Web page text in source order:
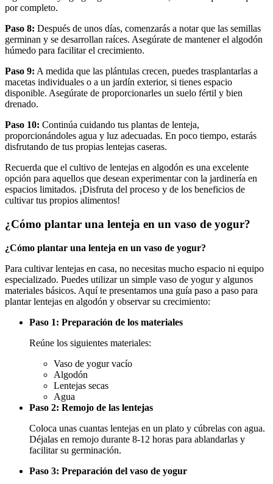
por completo.
Paso 8: Después de unos días, comenzarás a notar que las semillas
germinan y se desarrollan raíces. Asegúrate de mantener el algodón
húmedo para facilitar el crecimiento.
Paso 9: A medida que las plántulas crecen, puedes trasplantarlas a
macetas individuales o a un jardín exterior, si tienes espacio
disponible. Asegúrate de proporcionarles un suelo fértil y bien
drenado.
Paso 10: Continúa cuidando tus plantas de lenteja,
proporcionándoles agua y luz adecuadas. En poco tiempo, estarás
disfrutando de tus propias lentejas caseras.
Recuerda que el cultivo de lentejas en algodón es una excelente
opción para aquellos que desean experimentar con la jardinería en
espacios limitados. ¡Disfruta del proceso y de los beneficios de
cultivar tus propios alimentos!
¿Cómo plantar una lenteja en un vaso de yogur?
¿Cómo plantar una lenteja en un vaso de yogur?
Para cultivar lentejas en casa, no necesitas mucho espacio ni equipo
especializado. Puedes utilizar un simple vaso de yogur y algunos
materiales básicos. Aquí te presentamos una guía paso a paso para
plantar lentejas en algodón y observar su crecimiento:
Paso 1: Preparación de los materiales
Reúne los siguientes materiales:
Vaso de yogur vacío
Algodón
Lentejas secas
Agua
Paso 2: Remojo de las lentejas
Coloca unas cuantas lentejas en un plato y cúbrelas con agua.
Déjalas en remojo durante 8-12 horas para ablandarlas y
facilitar su germinación.
Paso 3: Preparación del vaso de yogur